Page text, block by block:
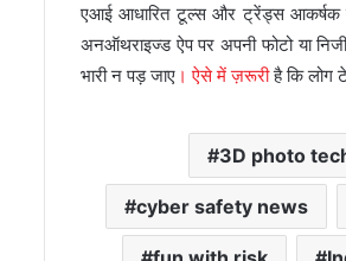
एआई आधारित टूल्स और ट्रेंड्स आकर्षक
अनऑथराइज्ड ऐप पर अपनी फोटो या
भारी न पड़ जाए । ऐसे में ज़रूरीहै कि लोग
3D photo
cyber safety news